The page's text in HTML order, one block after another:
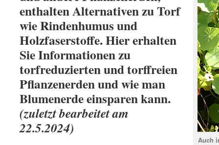
Auch
enthalten Alternativen zu Torf
wie Rindenhumus und
Holzfaserstoffe. Hier erhalten
Sie Informationen zu
torfreduzierten und torffreien
Pflanzenerden und wie man
Blumenerde einsparen kann.
(zuletzt bearbeitet am
22.5.2024)